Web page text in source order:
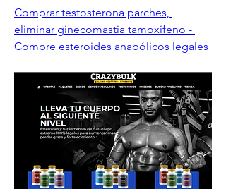
Comprar testosterona parches,
eliminar ginecomastia tamoxifeno -
Compre esteroides anabólicos legales